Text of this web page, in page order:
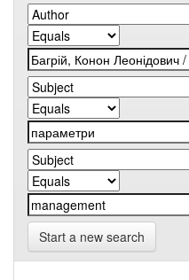
Start a new search